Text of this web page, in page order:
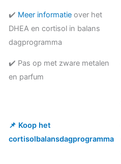
✔️ Meer informatieover het
DHEA en cortisol in balans
dagprogramma
✔️ Pas op met zware metalen
en parfum
📌 Koop het
cortisolbalansdagprogramma